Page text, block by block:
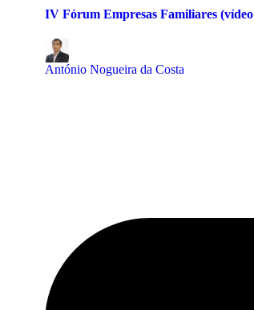
IV Fórum Empresas Familiares
Posted
by
António Nogueira da Costa